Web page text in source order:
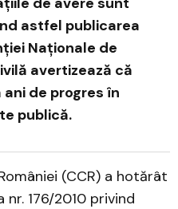
astfel publicarea
Naționale de
avertizează că
de progres în
publică.
(CCR) a hotărât
176/2010 privind